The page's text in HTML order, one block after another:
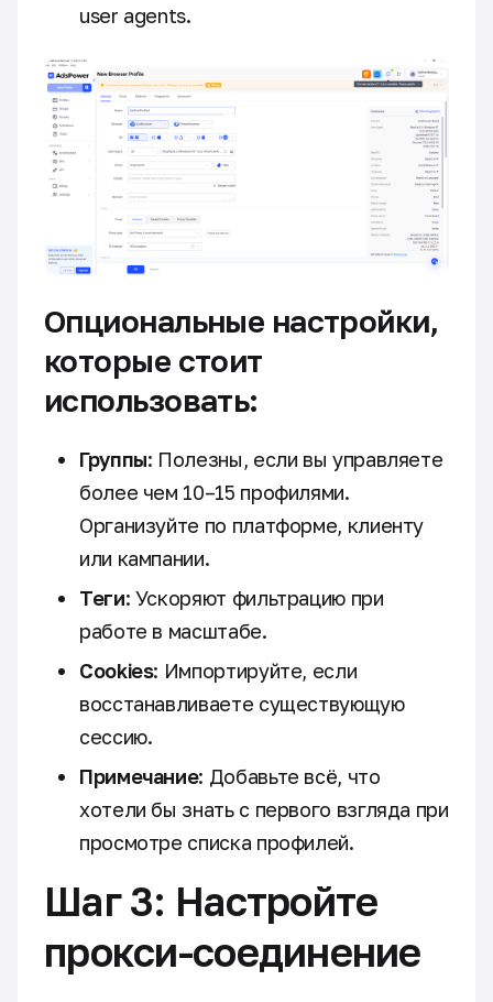
user agents.
Опциональные настройки,
которые стоит
использовать:
Группы: Полезны, если вы управляете
более чем 10–15 профилями.
Организуйте по платформе, клиенту
или кампании.
Теги: Ускоряют фильтрацию при
работе в масштабе.
Cookies: Импортируйте, если
восстанавливаете существующую
сессию.
Примечание: Добавьте всё, что
хотели бы знать с первого взгляда при
просмотре списка профилей.
Шаг 3: Настройте
прокси-соединение